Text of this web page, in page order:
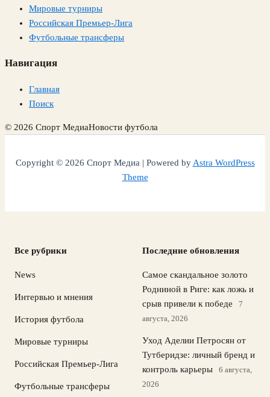
Мировые турниры
Российская Премьер-Лига
Футбольные трансферы
Навигация
Главная
Поиск
© 2026 Спорт МедиаНовости футбола
Copyright © 2026 Спорт Медиа | Powered byAstra WordPress
Theme
Все рубрики
News
Интервью и мнения
История футбола
Мировые турниры
Российская Премьер-Лига
Футбольные трансферы
Последние обновления
Самое скандальное золото
Родниной в Риге: как ложь и
срыв привели к победе
7
августа, 2026
Уход Аделии Петросян от
Тутберидзе: личный бренд и
контроль карьеры
6 августа,
2026